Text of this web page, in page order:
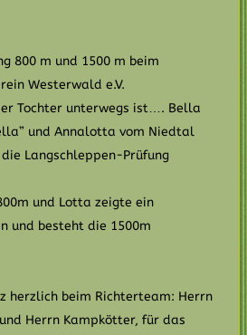
800 m und 1500 m beim
Westerwald e.V.
Tochter unterwegs ist…. Bella
und Annalotta vom Niedtal
Langschleppen-Prüfung
und Lotta zeigte ein
und besteht die 1500m
herzlich beim Richterteam: Herrn
Herrn Kampkötter, für das